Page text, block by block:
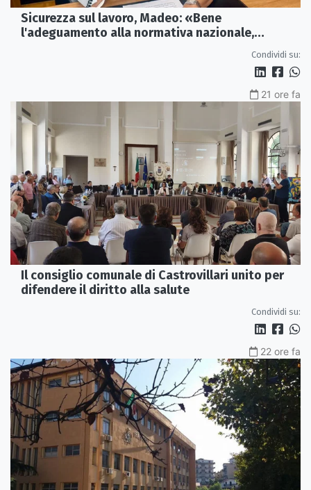
Sicurezza sul lavoro, Madeo: «Bene
l'adeguamento alla normativa nazionale,
Condividi su:
21 ore fa
Il consiglio comunale di Castrovillari unito per
difendere il diritto alla salute
Condividi su:
22 ore fa